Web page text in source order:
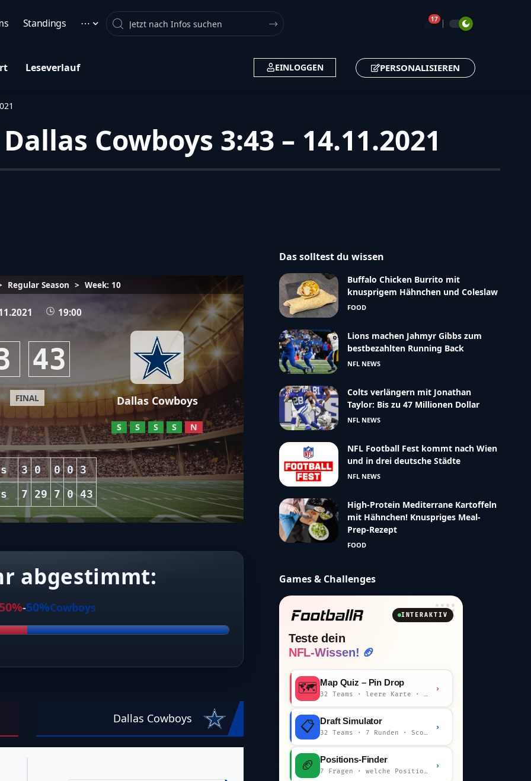
Standings ⋯ Search 🔔17
Leseverlauf EINLOGGEN PERSONALISIEREN
Cowboys 3:43 – 14.11.2021
Regular Season > Week: 10
19:00
43
FINAL Dallas Cowboys
S S S S N
3 0 0 0 3
7 29 7 0 43
abgestimmt:
-50%Cowboys
Dallas Cowboys
Das solltest du wissen
Buffalo Chicken Burrito mit
knusprigem Hähnchen und Coleslaw
FOOD
Lions machen Jahmyr Gibbs zum
bestbezahlten Running Back
NFL NEWS
Colts verlängern mit Jonathan
Taylor: Bis zu 47 Millionen Dollar
NFL NEWS
NFL Football Fest kommt nach Wien
und in drei deutsche Städte
NFL NEWS
High-Protein Mediterrane Kartoffeln
mit Hähnchen! Knuspriges Meal-
Prep-Rezept
FOOD
Games & Challenges
INTERAKTIV
Teste dein
NFL-Wissen! 🏈
🗺️ Map Quiz – Pin Drop
›
📋 Draft Simulator
›
🏈 Positions-Finder
›